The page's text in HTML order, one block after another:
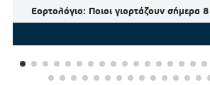
Εορτολόγιο: Ποιοι γιορτάζουν σήμερα